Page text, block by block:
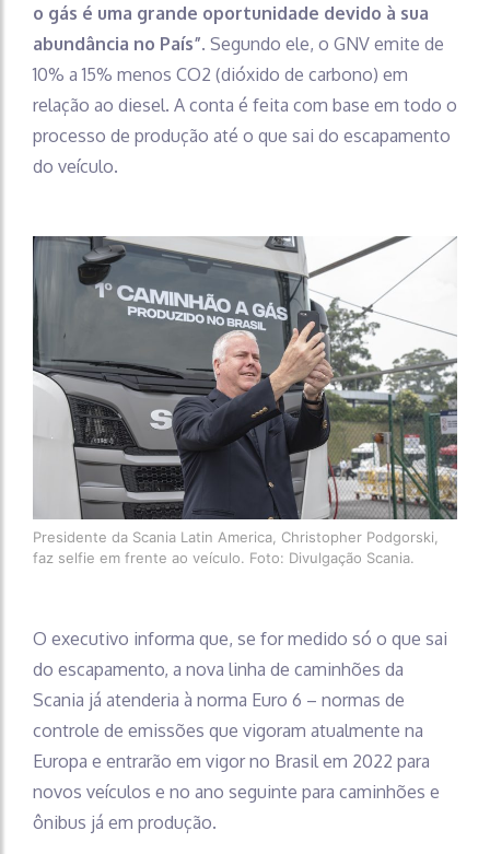
o gás é uma grande oportunidade devido à sua
abundância no País”. Segundo ele, o GNV emite de
10% a 15% menos CO2 (dióxido de carbono) em
relação ao diesel. A conta é feita com base em todo o
processo de produção até o que sai do escapamento
do veículo.
Presidente da Scania Latin America, Christopher Podgorski,
faz selfie em frente ao veículo. Foto: Divulgação Scania.
O executivo informa que, se for medido só o que sai
do escapamento, a nova linha de caminhões da
Scania já atenderia à norma Euro 6 – normas de
controle de emissões que vigoram atualmente na
Europa e entrarão em vigor no Brasil em 2022 para
novos veículos e no ano seguinte para caminhões e
ônibus já em produção.